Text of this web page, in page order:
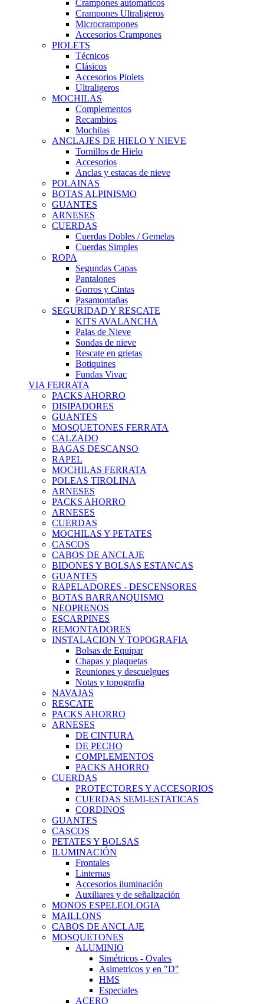
Crampones automaticos
Crampones Ultraligeros
Microcrampones
Accesorios Crampones
PIOLETS
Técnicos
Clásicos
Accesorios Piolets
Ultraligeros
MOCHILAS
Complementos
Recambios
Mochilas
ANCLAJES DE HIELO Y NIEVE
Tornillos de Hielo
Accesorios
Anclas y estacas de nieve
POLAINAS
BOTAS ALPINISMO
GUANTES
ARNESES
CUERDAS
Cuerdas Dobles / Gemelas
Cuerdas Simples
ROPA
Segundas Capas
Pantalones
Gorros y Cintas
Pasamontañas
SEGURIDAD Y RESCATE
KITS AVALANCHA
Palas de Nieve
Sondas de nieve
Rescate en grietas
Botiquines
Fundas Vivac
VIA FERRATA
PACKS AHORRO
DISIPADORES
GUANTES
MOSQUETONES FERRATA
CALZADO
BAGAS DESCANSO
RAPEL
MOCHILAS FERRATA
POLEAS TIROLINA
ARNESES
PACKS AHORRO
ARNESES
CUERDAS
MOCHILAS Y PETATES
CASCOS
CABOS DE ANCLAJE
BIDONES Y BOLSAS ESTANCAS
GUANTES
RAPELADORES - DESCENSORES
BOTAS BARRANQUISMO
NEOPRENOS
ESCARPINES
REMONTADORES
INSTALACION Y TOPOGRAFIA
Bolsas de Equipar
Chapas y plaquetas
Reuniones y descuelgues
Notas y topografia
NAVAJAS
RESCATE
PACKS AHORRO
ARNESES
DE CINTURA
DE PECHO
COMPLEMENTOS
PACKS AHORRO
CUERDAS
PROTECTORES Y ACCESORIOS
CUERDAS SEMI-ESTATICAS
CORDINOS
GUANTES
CASCOS
PETATES Y BOLSAS
ILUMINACIÓN
Frontales
Linternas
Accesorios iluminación
Auxiliares y de señalización
MONOS ESPELEOLOGIA
MAILLONS
CABOS DE ANCLAJE
MOSQUETONES
ALUMINIO
Simétricos - Ovales
Asimetricos y en "D"
HMS
Especiales
ACERO